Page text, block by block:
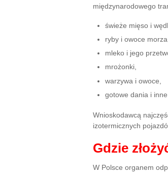
międzynarodowego
świeże mięso i
ryby i owoce morza,
mleko i jego
mrożonki,
warzywa i owoce,
gotowe dania i
Wnioskodawcą
izotermicznych
Gdzie
W Polsce organem